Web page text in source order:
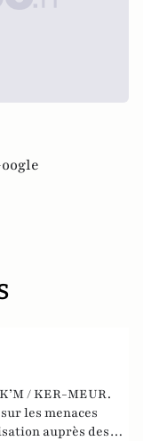
/ KER-MEUR.
les menaces
auprès des